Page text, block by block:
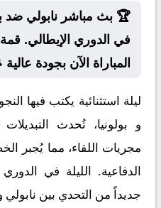
🏆 بث مباشر نابولي ضد
في الدوري الإيطالي.
المباراة الآن بجودة عالية
ليلة استثنائية يكتب فيها
و بولونيا، تُحدث
مجريات اللقاء، مما يُجبر
الدفاعية. الليلة في
جديداً من التحدي بين نابولي و